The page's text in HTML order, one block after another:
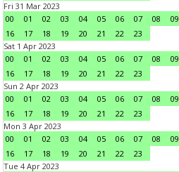
Fri 31 Mar 2023
00
01 02 03 04 05 06 07 08 09
16
17 18 19 20 21 22
23
Sat 1 Apr 2023
00
01 02 03 04 05 06 07 08 09
16
17 18 19 20 21 22
23
Sun 2 Apr 2023
00
01 02 03 04 05 06 07 08 09
16
17 18 19 20 21 22
23
Mon 3 Apr 2023
00
01 02 03 04 05 06 07 08 09
16
17 18 19 20 21 22
23
Tue 4 Apr 2023